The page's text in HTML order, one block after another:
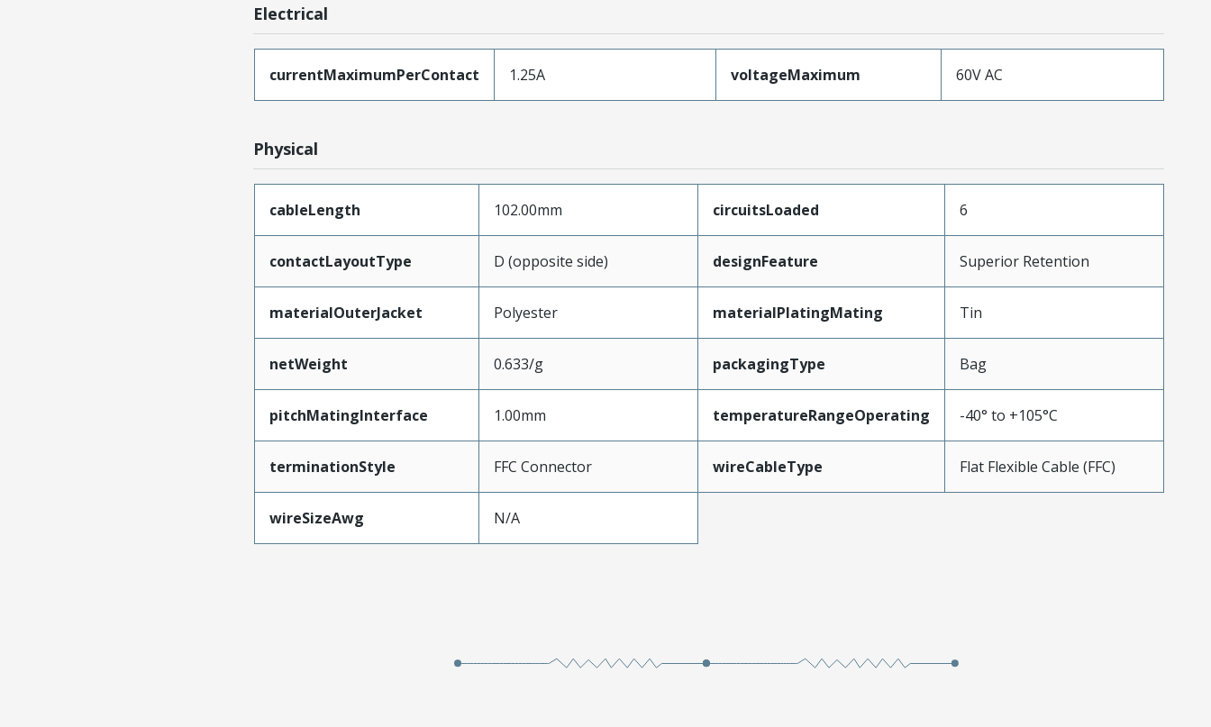
Electrical
currentMaximumPerContact 1.25A voltageMaximum 60V AC
Physical
cableLength 102.00mm circuitsLoaded 6
contactLayoutType D (opposite side) designFeature Superior Retention
materialOuterJacket Polyester materialPlatingMating Tin
netWeight 0.633/g packagingType Bag
pitchMatingInterface 1.00mm temperatureRangeOperating -40° to +105°C
terminationStyle FFC Connector wireCableType Flat Flexible Cable (FFC)
wireSizeAwg N/A